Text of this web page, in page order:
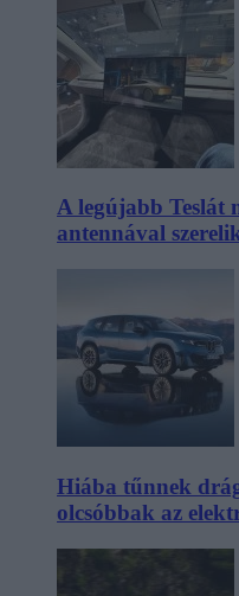
A legújabb Teslát
antennával
Hiába tűnnek
olcsóbbak az